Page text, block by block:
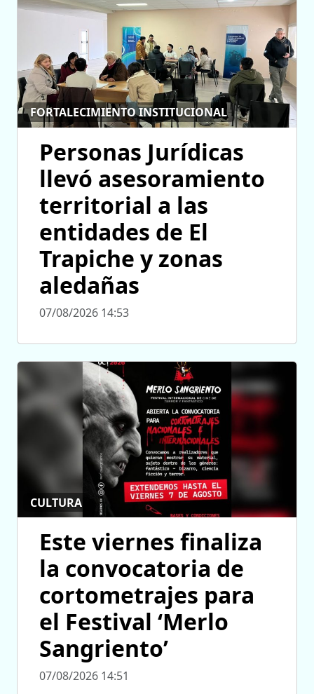
FORTALECIMIENTO INSTITUCIONAL
Personas Jurídicas
llevó asesoramiento
territorial a las
entidades de El
Trapiche y zonas
aledañas
07/08/2026 14:53
CULTURA
Este viernes finaliza
la convocatoria de
cortometrajes para
el Festival ‘Merlo
Sangriento’
07/08/2026 14:51